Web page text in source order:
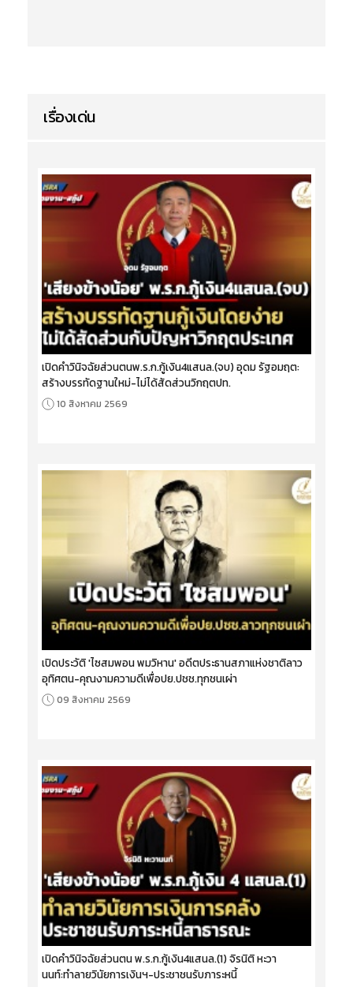
เรื่องเด่น
เปิดคำวินิจฉัยส่วนตนพ.ร.ก.กู้เงิน4แสนล.(จบ) อุดม รัฐอมฤต:
สร้างบรรทัดฐานใหม่-ไม่ได้สัดส่วนวิกฤตปท.
10 สิงหาคม 2569
เปิดประวัติ 'ไซสมพอน พมวิหาน' อดีตประธานสภาแห่งชาติลาว
อุทิศตน-คุณงามความดีเพื่อปย.ปชช.ทุกชนเผ่า
09 สิงหาคม 2569
เปิดคำวินิจฉัยส่วนตน พ.ร.ก.กู้เงิน4แสนล.(1) จิรนิติ หะวา
นนท์:ทำลายวินัยการเงินฯ-ประชาชนรับภาระหนี้